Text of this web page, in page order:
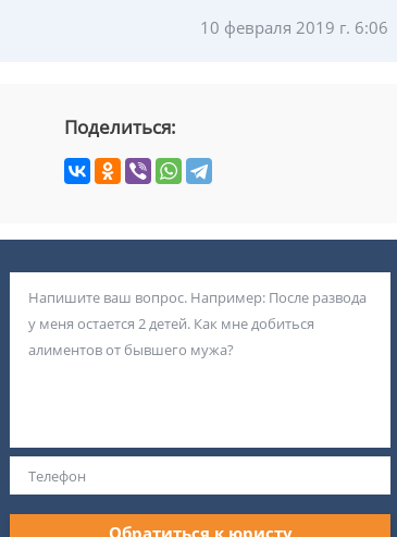
10 февраля 2019 г. 6:06
Поделиться: